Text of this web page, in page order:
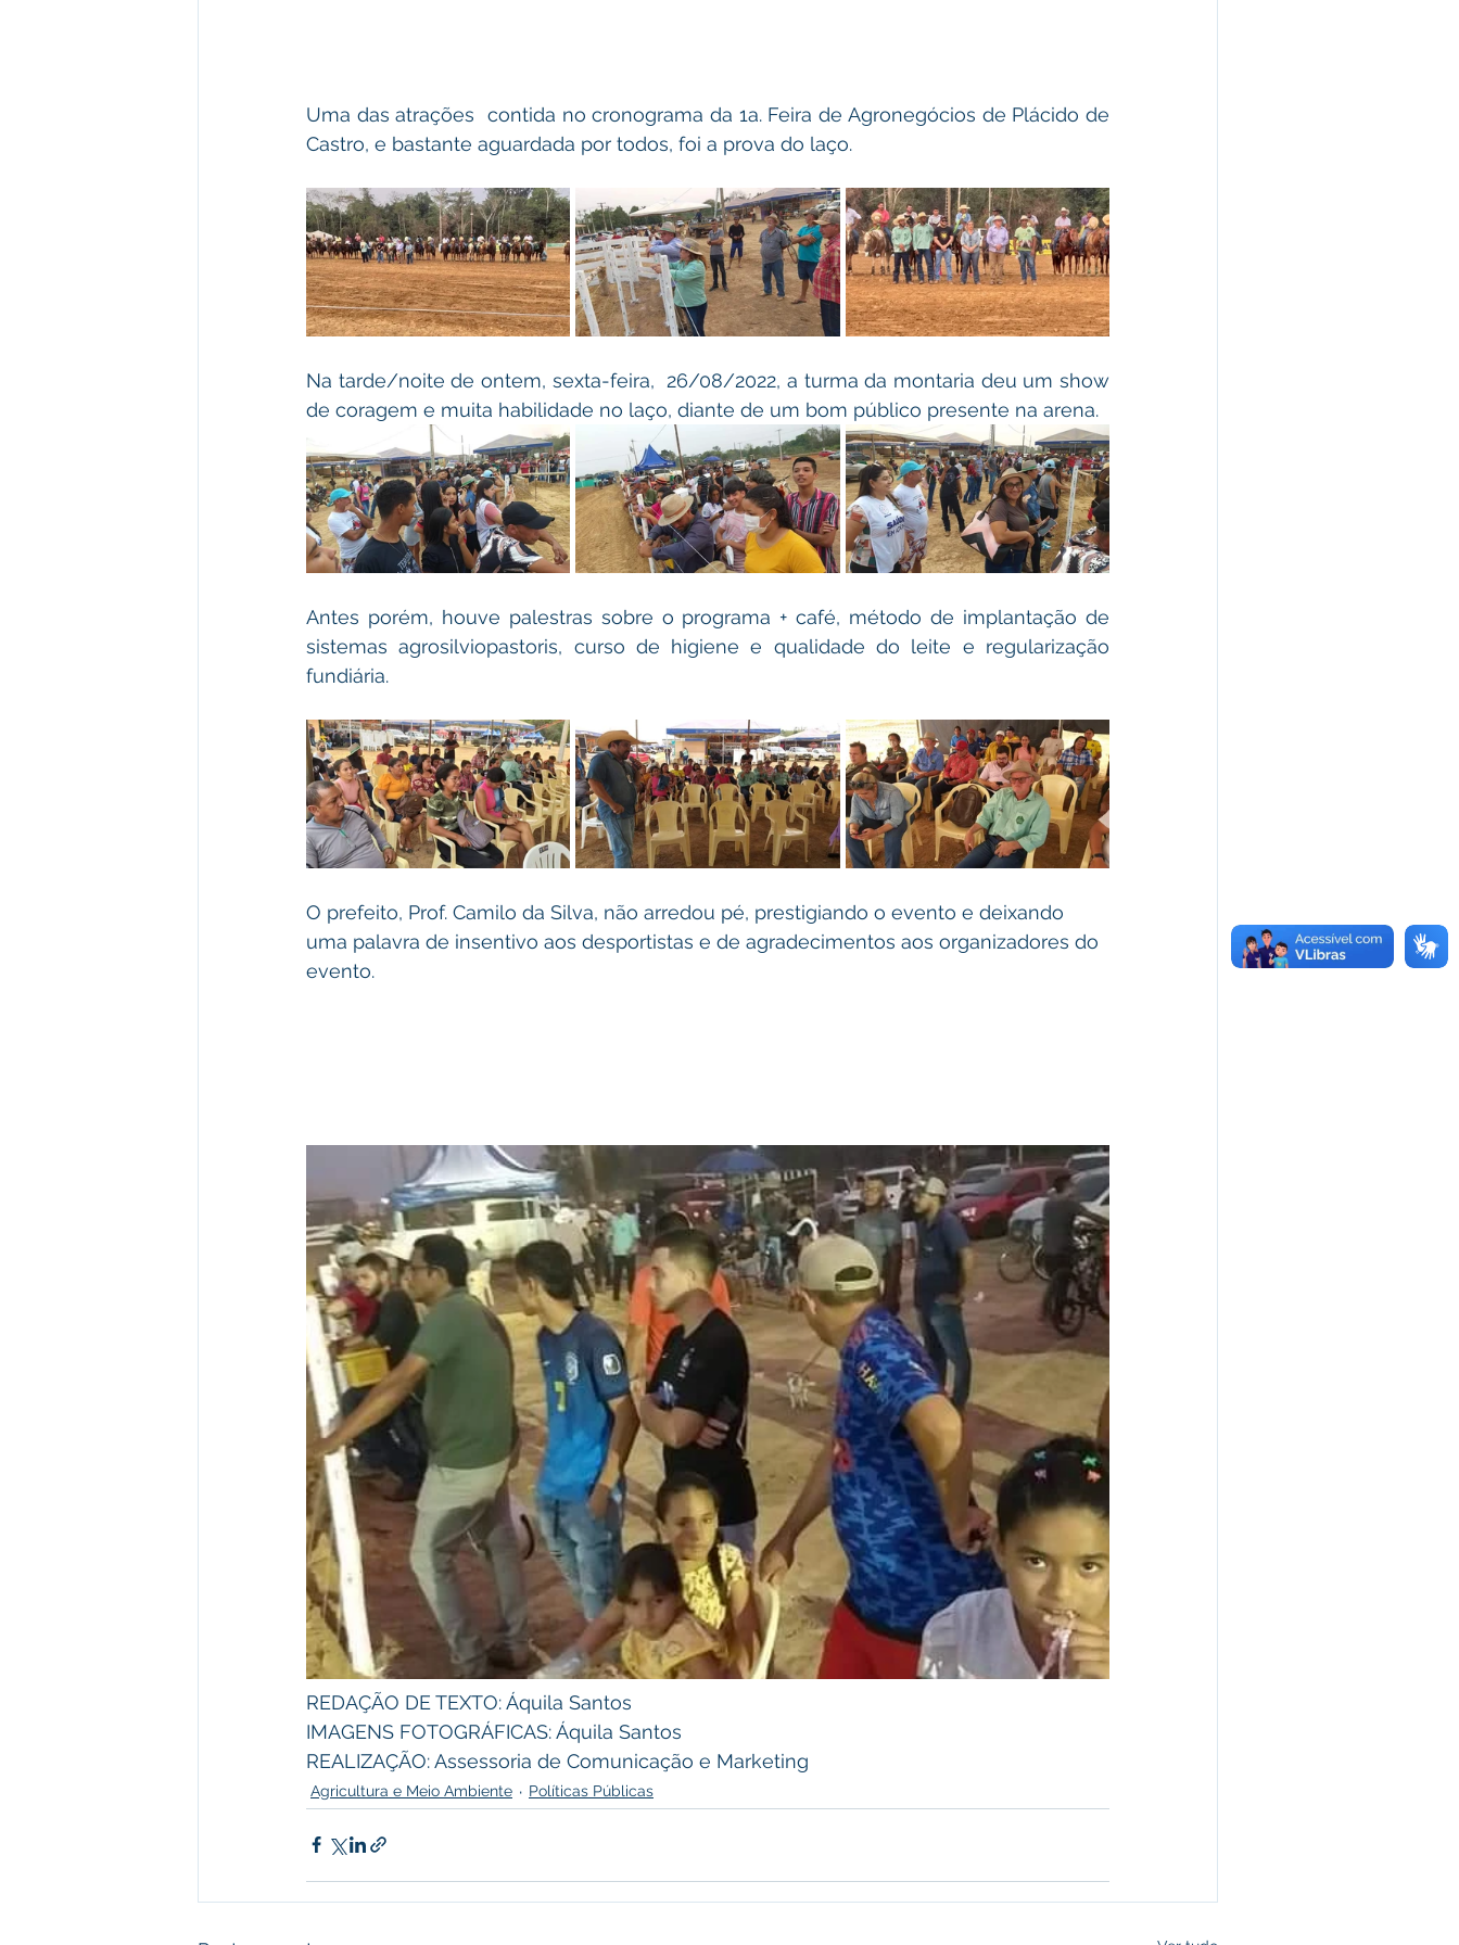
Uma das atrações  contida no cronograma da 1a. Feira de Agronegócios de Plácido de
Castro, e bastante aguardada por todos, foi a prova do laço.
Na tarde/noite de ontem, sexta-feira,  26/08/2022, a turma da montaria deu um show
de coragem e muita habilidade no laço, diante de um bom público presente na arena.
Antes porém, houve palestras sobre o programa + café, método de implantação de
sistemas agrosilviopastoris, curso de higiene e qualidade do leite e regularização
fundiária.
O prefeito, Prof. Camilo da Silva, não arredou pé, prestigiando o evento e deixando
uma palavra de insentivo aos desportistas e de agradecimentos aos organizadores do
evento.
REDAÇÃO DE TEXTO: Áquila Santos
IMAGENS FOTOGRÁFICAS: Áquila Santos
REALIZAÇÃO: Assessoria de Comunicação e Marketing
Agricultura e Meio Ambiente Políticas Públicas